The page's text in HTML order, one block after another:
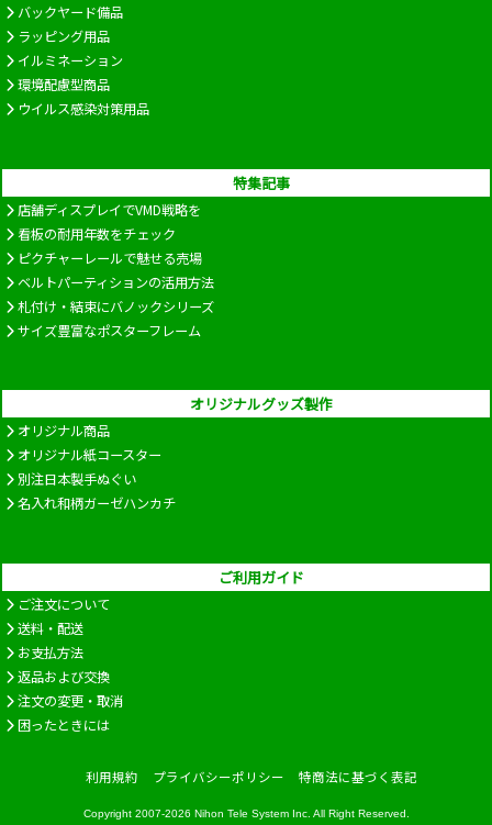
バックヤード備品
ラッピング用品
イルミネーション
環境配慮型商品
ウイルス感染対策用品
特集記事
店舗ディスプレイでVMD戦略を
看板の耐用年数をチェック
ピクチャーレールで魅せる売場
ベルトパーティションの活用方法
札付け・結束にバノックシリーズ
サイズ豊富なポスターフレーム
オリジナルグッズ製作
オリジナル商品
オリジナル紙コースター
別注日本製手ぬぐい
名入れ和柄ガーゼハンカチ
ご利用ガイド
ご注文について
送料・配送
お支払方法
返品および交換
注文の変更・取消
困ったときには
利用規約 プライバシーポリシー 特商法に基づく表記
Copyright 2007-2026 Nihon Tele System Inc. All Right Reserved.